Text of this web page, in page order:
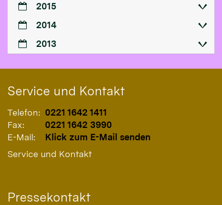
2015
2014
2013
Service und Kontakt
Telefon: 0221 1642 1411
Fax:
0221 1642 3990
E-Mail:
Klick zum E-Mail senden
Service und Kontakt
Pressekontakt